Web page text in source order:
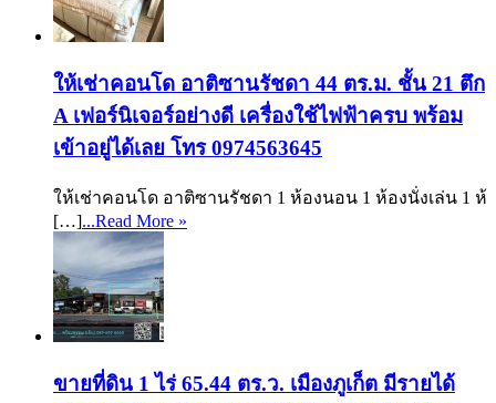
ให้เช่าคอนโด อาติซานรัชดา 44 ตร.ม. ชั้น 21 ตึก
A เฟอร์นิเจอร์อย่างดี เครื่องใช้ไฟฟ้าครบ พร้อม
เข้าอยู่ได้เลย โทร 0974563645
ให้เช่าคอนโด อาติซานรัชดา 1 ห้องนอน 1 ห้องนั่งเล่น 1 ห้
[…]...Read More »
ขายที่ดิน 1 ไร่ 65.44 ตร.ว. เมืองภูเก็ต มีรายได้